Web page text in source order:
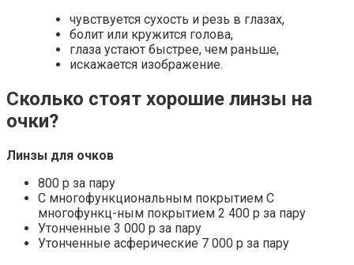
чувствуется сухость и резь в глазах,
болит или кружится голова,
глаза устают быстрее, чем раньше,
искажается изображение.
Сколько стоят хорошие линзы на
очки?
Линзы для очков
800 р за пару
С многофункциональным покрытием С
многофункц-ным покрытием 2 400 р за пару
Утонченные 3 000 р за пару
Утонченные асферические 7 000 р за пару